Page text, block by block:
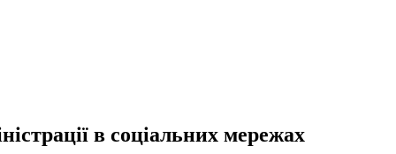
в соціальних мережах